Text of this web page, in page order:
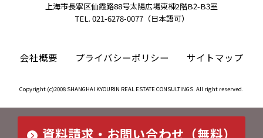
資料請求・お問い合わせ（無料）
上海市長寧区仙霞路88号太陽広場東棟2階B2-B3室
TEL. 021-6278-0077（日本語可）
会社概要 プライバシーポリシー サイトマップ
Copyright (c)2008 SHANGHAI KYOURIN REAL ESTATE CONSULTINGS. All right reserved.